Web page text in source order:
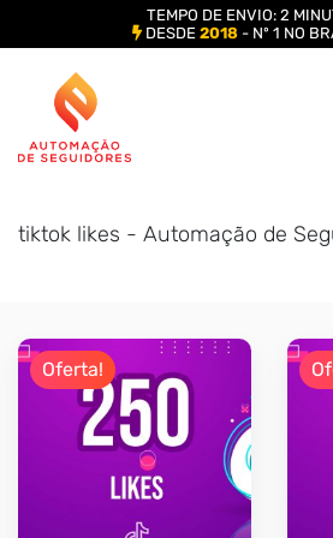
content
tiktok likes - Automação de
Oferta!
TEMPO DE ENVIO: 2
DESDE 2018- Nº 1 NO